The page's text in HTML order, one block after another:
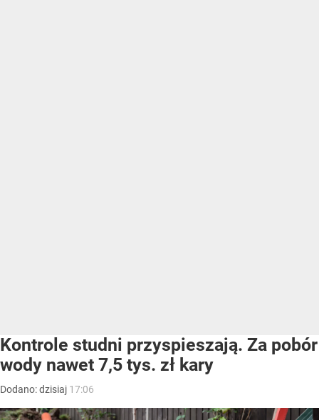
Kontrole studni przyspieszają. Za pobór
wody nawet 7,5 tys. zł kary
Dodano:dzisiaj 17:06